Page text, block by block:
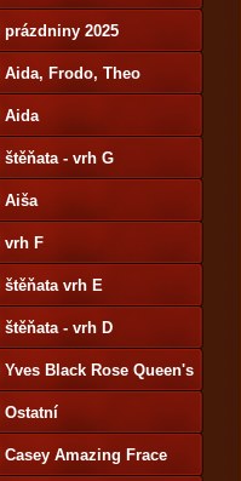
prázdniny 2025
Aida, Frodo, Theo
Aida
štěňata - vrh G
Aiša
vrh F
štěňata vrh E
štěňata - vrh D
Yves Black Rose Queen's
Ostatní
Casey Amazing Frace